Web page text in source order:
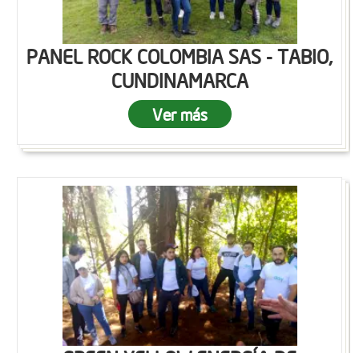
PANEL ROCK COLOMBIA SAS - TABIO,
CUNDINAMARCA
Ver más